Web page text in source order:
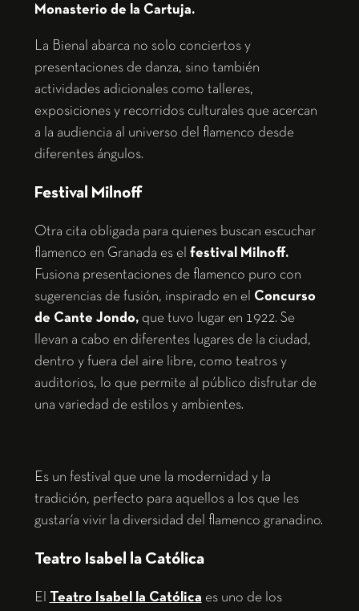
Monasterio de la Cartuja.
La Bienal abarca no solo conciertos y
presentaciones de danza, sino también
actividades adicionales como talleres,
exposiciones y recorridos culturales que acercan
a la audiencia al universo del flamenco desde
diferentes ángulos.
Festival Milnoff
Otra cita obligada para quienes buscan escuchar
flamenco en Granada es el festival Milnoff.
Fusiona presentaciones de flamenco puro con
sugerencias de fusión, inspirado en el Concurso
de Cante Jondo,que tuvo lugar en 1922. Se
llevan a cabo en diferentes lugares de la ciudad,
dentro y fuera del aire libre, como teatros y
auditorios, lo que permite al público disfrutar de
una variedad de estilos y ambientes.
Es un festival que une la modernidad y la
tradición, perfecto para aquellos a los que les
gustaría vivir la diversidad del flamenco granadino.
Teatro Isabel la Católica
El Teatro Isabel la Católica es uno de los